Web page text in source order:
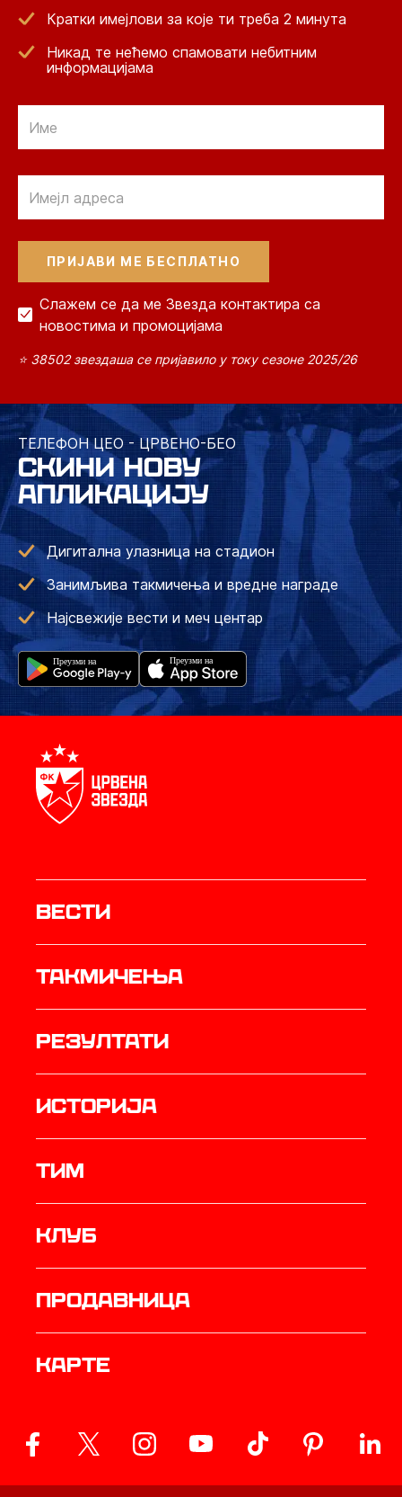
Кратки имејлови за које ти треба 2 минута
Никад те нећемо спамовати небитним
информацијама
Слажем се да ме Звезда контактира са
новостима и промоцијама
⭐ 38502 звездаша се пријавило у току сезоне 2025/26
ТЕЛЕФОН ЦЕО - ЦРВЕНО-БЕО
СКИНИ НОВУ
АПЛИКАЦИЈУ
Дигитална улазница на стадион
Занимљива такмичења и вредне награде
Најсвежије вести и меч центар
Вести
Такмичења
резултати
историја
ТИМ
Клуб
продавница
Карте